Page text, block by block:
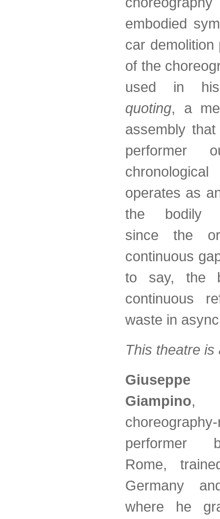
embodied
car demolition
of the
used in
quoting, a
assembly
performer
operates as
the bodily
since the
continuous
to say, the
continuous
waste in
This theatre is
Giuseppe
Giampino,
performer
Rome,
Germany
where he